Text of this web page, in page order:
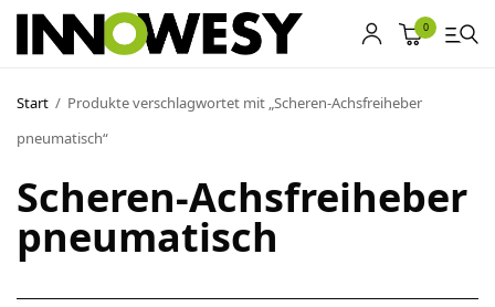
0
Start / Produkte verschlagwortet mit „Scheren-Achsfreiheber
pneumatisch“
Scheren-Achsfreiheber
pneumatisch
Shop
Gebrauchtmarkt
Ankauf
Sonderposten